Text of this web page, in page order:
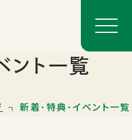
ント一覧
新着･特典･イベント一覧